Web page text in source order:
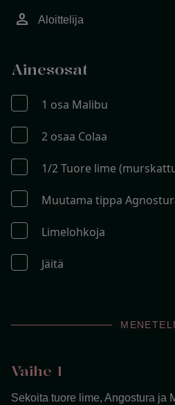
person Aloittelija
Ainesosat
1 osa Malibu
2 osaa Colaa
1/2 Tuore lime
Muutama tippa
Limelohkoja
Jäitä
Vaihe 1
Sekoita tuore lime, Angostura ja